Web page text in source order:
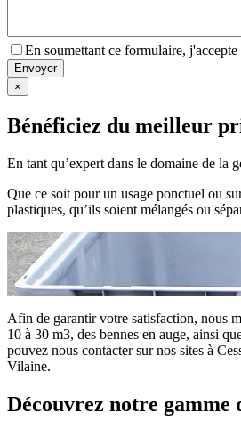
En soumettant ce formulaire, j'accepte
×
Bénéficiez du meilleur
En tant qu’expert dans le domaine de
Que ce soit pour un usage ponctuel ou
plastiques, qu’ils soient mélangés ou
Afin de garantir votre satisfaction, nous
10 à 30 m3, des bennes en auge, ainsi
pouvez nous contacter sur nos sites à
Vilaine.
Découvrez notre gamme